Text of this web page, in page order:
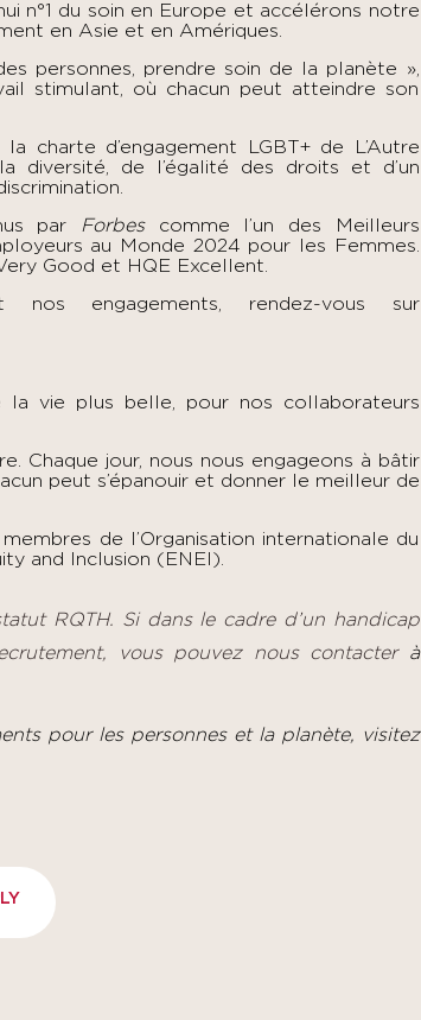
n°1 du soin en Europe et accélérons notre
en Asie et en Amériques.
personnes, prendre soin de la planète »,
stimulant, où chacun peut atteindre son
charte d’engagement LGBT+ de
L’Autre
diversité, de l’égalité des droits et d’un
par
Forbescomme l’un des Meilleurs
au Monde 2024 pour les Femmes.
Good et HQE Excellent.
engagements, rendez-vous sur
la vie plus belle, pour nos collaborateurs
Chaque jour, nous nous engageons à bâtir
peut s’épanouir et donner le meilleur de
de l’Organisation internationale du
and Inclusion (ENEI).
RQTH. Si dans le cadre d’un handicap
vous pouvez nous contacter à
pour les personnes et la planète, visitez